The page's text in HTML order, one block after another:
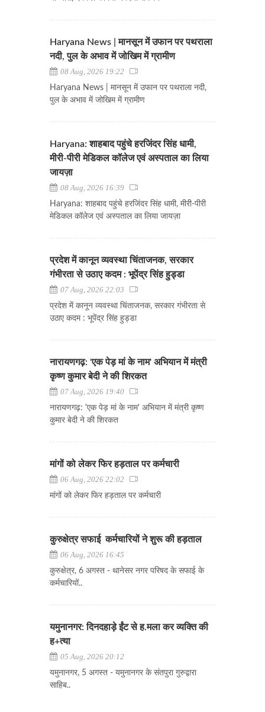
Haryana News | मानसून में उफान पर पथराला
नदी, पुल के अभाव में जोखिम में ग्रामीण
08 Aug, 2026 19:22
Haryana News | मानसून में उफान पर पथराला नदी,
पुल के अभाव में जोखिम में ग्रामीण
Haryana: शाहबाद पहुंचे हरजिंदर सिंह धामी,
मीरी-पीरी मेडिकल कॉलेज एवं अस्पताल का लिया
जायज़ा
08 Aug, 2026 16:39
Haryana: शाहबाद पहुंचे हरजिंदर सिंह धामी, मीरी-पीरी
मेडिकल कॉलेज एवं अस्पताल का लिया जायज़ा
प्रदेश में कानून व्यवस्था चिंताजनक, सरकार
गंभीरता से उठाए कदम : भूपेंद्र सिंह हुड्डा
07 Aug, 2026 22:03
प्रदेश में कानून व्यवस्था चिंताजनक, सरकार गंभीरता से
उठाए कदम : भूपेंद्र सिंह हुड्डा
नारायणगढ़: 'एक पेड़ मां के नाम' अभियान में मंत्री
कृष्ण कुमार बेदी ने की शिरकत
07 Aug, 2026 19:40
नारायणगढ़: 'एक पेड़ मां के नाम' अभियान में मंत्री कृष्ण
कुमार बेदी ने की शिरकत
मांगों को लेकर फिर हड़ताल पर कर्मचारी
06 Aug, 2026 22:02
मांगों को लेकर फिर हड़ताल पर कर्मचारी
कुरुक्षेत्र सफाई कर्मचारियों ने शुरू की हड़ताल
06 Aug, 2026 16:45
कुरुक्षेत्र, 6 अगस्त - थानेसर नगर परिषद के सफाई के
कर्मचारियों..
यमुनानगर: दिनदहाड़े ईंट से ह.मला कर व्यक्ति की
ह+त्या
05 Aug, 2026 20:12
यमुनानगर, 5 अगस्त - यमुनानगर के संतपुरा गुरुद्वारा
साहिब..